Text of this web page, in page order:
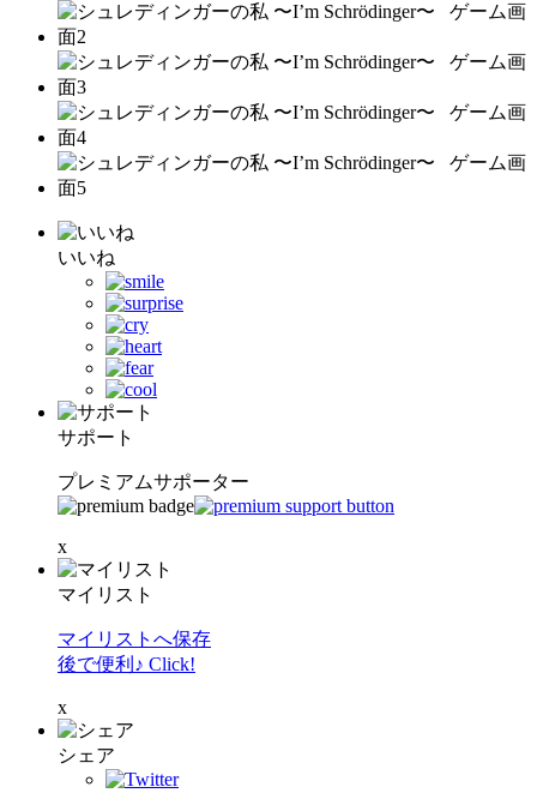
いいね
サポート
プレミアムサポーター
x
マイリスト
マイリストへ保存
後で便利♪ Click!
x
シェア